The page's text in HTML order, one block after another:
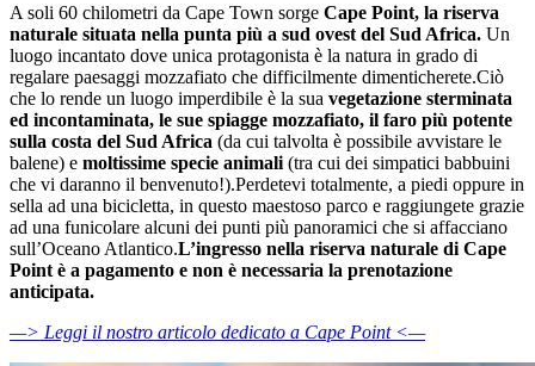
A soli 60 chilometri da Cape Town sorge Cape Point, la riserva
naturale situata nella punta più a sud ovest del Sud Africa. Un
luogo incantato dove unica protagonista è la natura in grado di
regalare paesaggi mozzafiato che difficilmente dimenticherete.Ciò
che lo rende un luogo imperdibile è la sua vegetazione sterminata
ed incontaminata, le sue spiagge mozzafiato, il faro più potente
sulla costa del Sud Africa (da cui talvolta è possibile avvistare le
balene) e moltissime specie animali (tra cui dei simpatici babbuini
che vi daranno il benvenuto!).Perdetevi totalmente, a piedi oppure in
sella ad una bicicletta, in questo maestoso parco e raggiungete grazie
ad una funicolare alcuni dei punti più panoramici che si affacciano
sull’Oceano Atlantico.L’ingresso nella riserva naturale di Cape
Point è a pagamento e non è necessaria la prenotazione
anticipata.
—> Leggi il nostro articolo dedicato a Cape Point <—